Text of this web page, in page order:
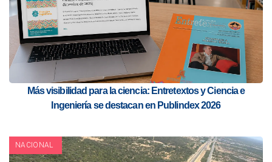
Más visibilidad para la ciencia: Entretextos y Ciencia e
Ingeniería se destacan en Publindex 2026
NACIONAL